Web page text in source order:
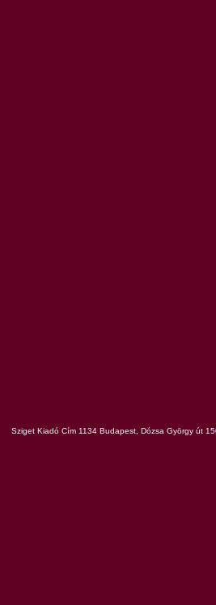
Sziget Kiadó Cím 1134 Budapest, Dózsa György út